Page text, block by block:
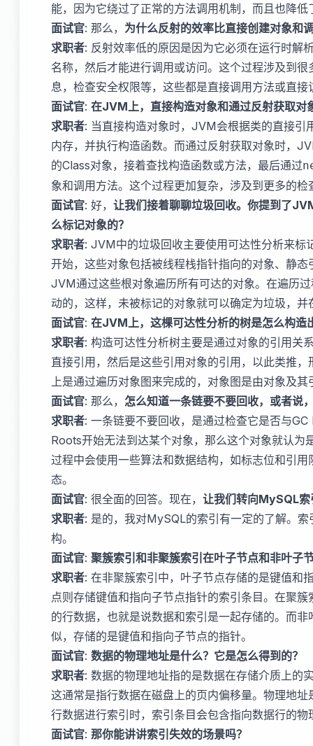
能，因为它绕过了正常的方法调用机制，而且也降
面试官: 那么， 为什么反射的效率比直接创建对象和
求职者: 反射效率低的原因是因为它必须在运行时解
名称，然后才能进行调用或访问。这个过程涉及到
息，检查安全权限等，这些都是直接调用方法或直
面试官: 在JVM上，直接构造对象和通过反射获取对
求职者: 当直接构造对象时，JVM会根据类的直接引
内存，并执行构造函数。而通过反射获取对象时，
的Class对象，接着查找构造函数或方法，最后通过
象和调用方法。这个过程更加复杂，涉及到更多的
面试官: 好， 让我们接着聊聊垃圾回收。你提到了
么标记对象的？
求职者: JVM中的垃圾回收主要使用可达性分析来标
开始，这些对象包括被线程栈指针指向的对象、静
JVM通过这些根对象遍历所有可达的对象。在遍历
动的，这样，未被标记的对象就可以确定为垃圾，并
面试官: 在JVM上，这棵可达性分析的树是怎么构造
求职者: 构造可达性分析树主要是通过对象的引用关
直接引用，然后是这些引用对象的引用，以此类推
上是通过遍历对象图来完成的，对象图是由对象及
面试官: 那么， 怎么知道一条链要不要回收，或者说
求职者: 一条链要不要回收，是通过检查它是否与
Roots开始无法到达某个对象，那么这个对象就认
过程中会使用一些算法和数据结构，如标志位和引
态。
面试官: 很全面的回答。现在， 让我们转向MySQL索
求职者: 是的，我对MySQL的索引有一定的了解。
构。
面试官: 聚簇索引和非聚簇索引在叶子节点和非叶子
求职者: 在非聚簇索引中，叶子节点存储的是键值和
点则存储键值和指向子节点指针的索引条目。在聚
的行数据，也就是说数据和索引是一起存储的。而
似，存储的是键值和指向子节点的指针。
面试官: 数据的物理地址是什么？它是怎么得到的？
求职者: 数据的物理地址指的是数据在存储介质上的
这通常是指行数据在磁盘上的页内偏移量。物理地
行数据进行索引时，索引条目会包含指向数据行的物
面试官: 那你能讲讲索引失效的场景吗？